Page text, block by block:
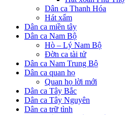
Dân ca Thanh Hóa
Hát xẩm
Dân ca miền tây
Dân ca Nam Bộ
Hò – Lý Nam Bộ
Đờn ca tài tử
Dân ca Nam Trung Bộ
Dân ca quan họ
Quan họ lời mới
Dân ca Tây Bắc
Dân ca Tây Nguyên
Dân ca trữ tình